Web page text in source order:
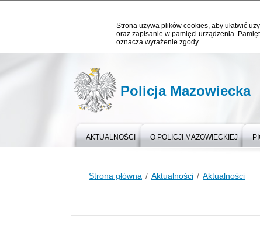
Strona używa plików cookies, aby ułatwić
oraz zapisanie w pamięci urządzenia.
oznacza wyrażenie zgody.
Policja Mazowiecka
AKTUALNOŚCI O POLICJI MAZOWIECKIEJ
Strona główna Aktualności Aktualności